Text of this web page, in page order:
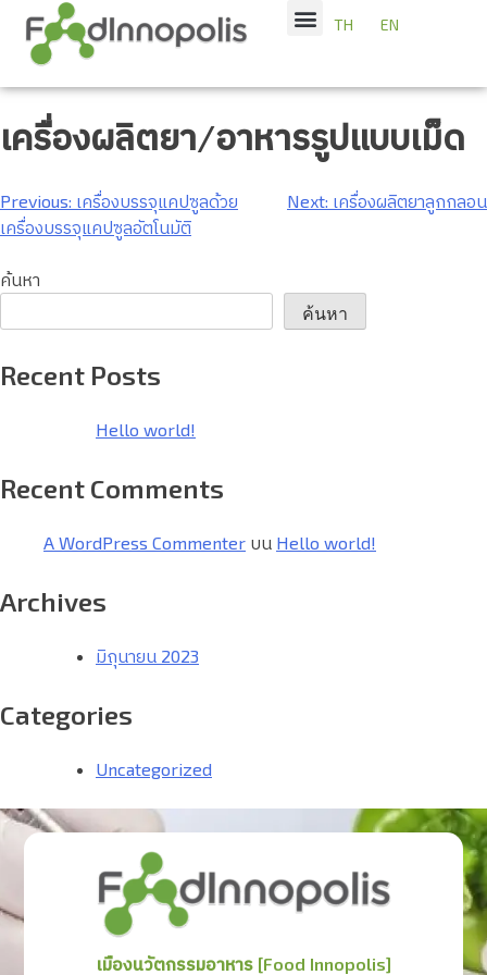
TH EN
เครื่องผลิตยา/อาหารรูปแบบเม็ด
Previous: เครื่องบรรจุแคปซูลด้วย
เครื่องบรรจุแคปซูลอัตโนมัติ
Next: เครื่องผลิตยาลูกกลอน
ค้นหา
ค้นหา
Recent Posts
Hello world!
Recent Comments
A WordPress Commenter บน Hello world!
Archives
มิถุนายน 2023
Categories
Uncategorized
เมืองนวัตกรรมอาหาร [Food Innopolis]